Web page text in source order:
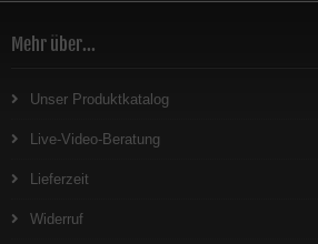
Mehr über...
Unser Produktkatalog
Live-Video-Beratung
Lieferzeit
Widerruf